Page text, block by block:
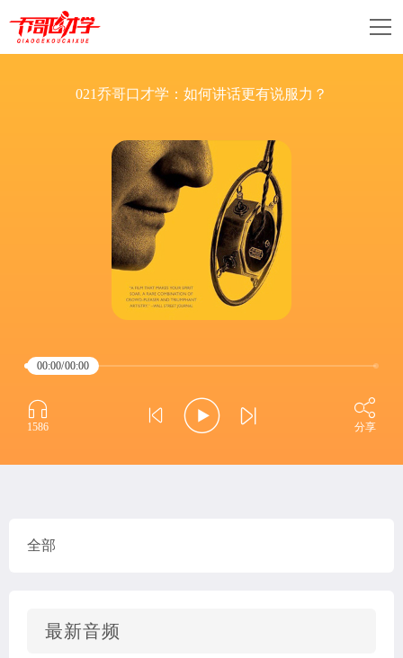
021乔哥口才学：如何讲话更有说服力？
00:00/00:00
1586 分享
全部
最新音频